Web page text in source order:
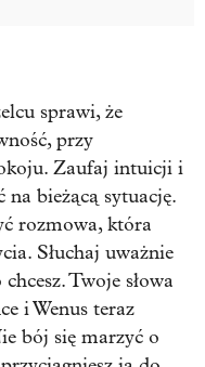
sprawi, że
przy
Zaufaj intuicji i
na bieżącą sytuację.
rozmowa, która
Słuchaj uważnie
Twoje słowa
i Wenus teraz
bój się marzyć o